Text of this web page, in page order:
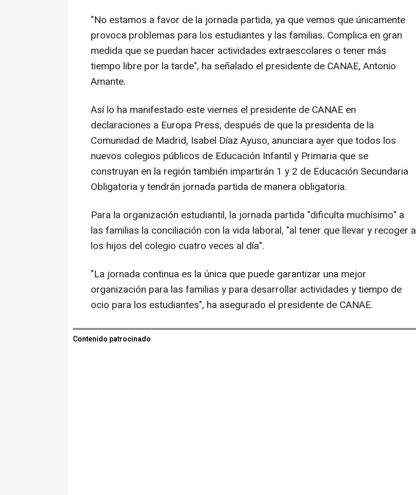
"No estamos a favor de la jornada partida, ya que vemos que únicamente
provoca problemas para los estudiantes y las familias. Complica en gran
medida que se puedan hacer actividades extraescolares o tener más
tiempo libre por la tarde", ha señalado el presidente de CANAE, Antonio
Amante.
Así lo ha manifestado este viernes el presidente de CANAE en
declaraciones a Europa Press, después de que la presidenta de la
Comunidad de Madrid, Isabel Díaz Ayuso, anunciara ayer que todos los
nuevos colegios públicos de Educación Infantil y Primaria que se
construyan en la región también impartirán 1 y 2 de Educación Secundaria
Obligatoria y tendrán jornada partida de manera obligatoria.
Para la organización estudiantil, la jornada partida "dificulta muchísimo" a
las familias la conciliación con la vida laboral, "al tener que llevar y recoger a
los hijos del colegio cuatro veces al día".
"La jornada continua es la única que puede garantizar una mejor
organización para las familias y para desarrollar actividades y tiempo de
ocio para los estudiantes", ha asegurado el presidente de CANAE.
Contenido patrocinado